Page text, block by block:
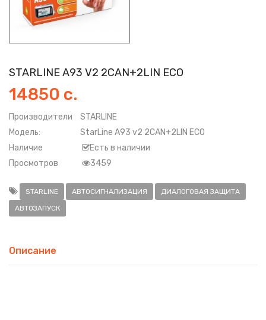
STARLINE A93 V2 2CAN+2LIN ECO
14850 с.
Производители
STARLINE
Модель:
StarLine A93 v2 2CAN+2LIN ECO
Наличие
Есть в наличии
Просмотров
3459
STARLINE АВТОСИГНАЛИЗАЦИЯ
ДИАЛОГОВАЯ ЗАЩИТА
АВТОЗАПУСК
Описание